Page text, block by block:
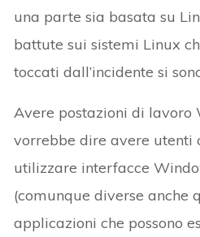
una parte sia basata su
battute sui sistemi Linux
toccati dall’incidente si
Avere postazioni di lavoro
vorrebbe dire avere utenti
utilizzare interfacce
(comunque diverse anche
applicazioni che possono